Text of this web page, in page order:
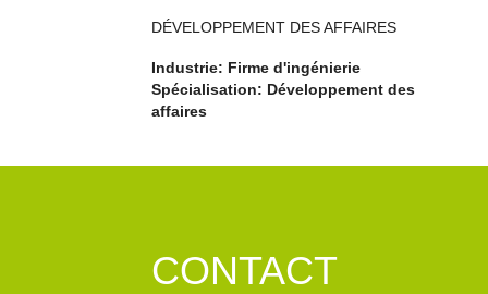
DÉVELOPPEMENT DES AFFAIRES
Industrie: Firme d'ingénierie
Spécialisation: Développement des
affaires
CONTACT